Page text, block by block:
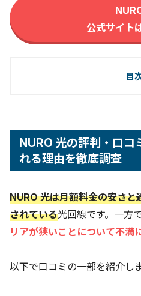
公式サイト
目
由を徹底調査
良い評判
悪い評判
独自回線・通信規格によ
月額料金が安い
工事費が実質無料
開通までレンタルWi-Fiを
NURO 光の評判・口コ
れる理由を徹底調査
NURO 光は月額料金の安さと
されている光回線です。一方で
リアが狭いことについて不満
以下で口コミの一部を紹介しま